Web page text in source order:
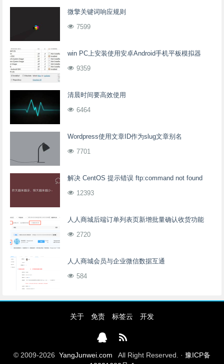
微擎关键词响应规则
7599
win PC上安装使用安卓Android手机平板模拟器
9359
清晨时间要高效使用
6464
Wordpress使用文章ID作为slug文章别名
7701
解决 CentOS 提示错误 ftp:command not found
12393
人人商城后端订单列表页新增批量确认收货功能
2720
人人商城会员与企业微信数据互通
584
关于 免责 标签云 开发
© 2009-2026 YangJunwei.com All Right Reserved. · 豫ICP备